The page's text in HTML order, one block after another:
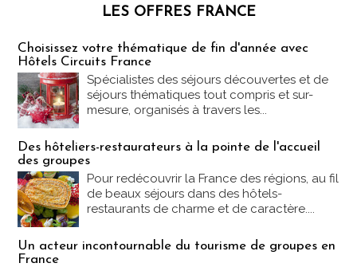
LES OFFRES FRANCE
Choisissez votre thématique de fin d'année avec
Hôtels Circuits France
Spécialistes des séjours découvertes et de
séjours thématiques tout compris et sur-
mesure, organisés à travers les...
Des hôteliers-restaurateurs à la pointe de l'accueil
des groupes
Pour redécouvrir la France des régions, au fil
de beaux séjours dans des hôtels-
restaurants de charme et de caractère....
Un acteur incontournable du tourisme de groupes en
France